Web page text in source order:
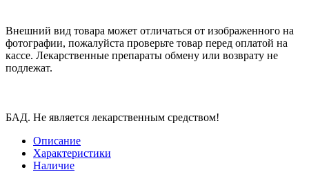
Внешний вид товара может отличаться от изображенного на
фотографии, пожалуйста проверьте товар перед оплатой на
кассе. Лекарственные препараты обмену или возврату не
подлежат.
БАД. Не является лекарственным средством!
Описание
Характеристики
Наличие